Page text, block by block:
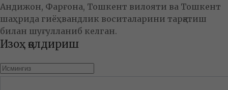
Андижон, Фарғона, Тошкент вилояти ва Тошкент
шаҳрида гиёҳвандлик воситаларини тарқатиш
билан шуғулланиб келган.
Изоҳ қолдириш